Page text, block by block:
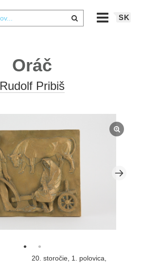
SK
Oráč
Rudolf Pribiš
20. storočie, 1. polovica,